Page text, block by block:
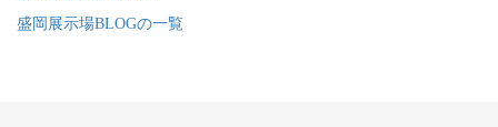
盛岡展示場BLOGの一覧